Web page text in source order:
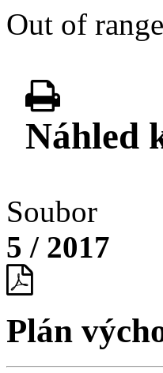
Out of
Náhled
Soubor
5 / 2017
Plán